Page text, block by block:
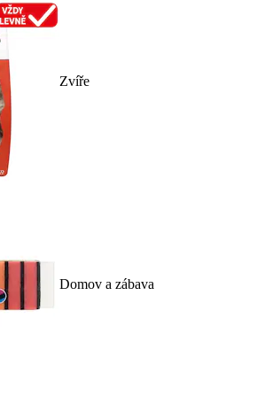
Zvíře
Domov a zábava